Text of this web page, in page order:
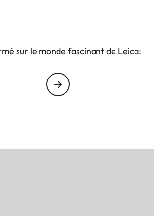
sur le monde fascinant de Leica: